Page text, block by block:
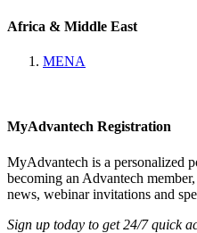
Africa & Middle East
MENA
MyAdvantech Registration
MyAdvantech is a personalized
becoming an Advantech
news, webinar invitations and
Sign up today to get 24/7 quick